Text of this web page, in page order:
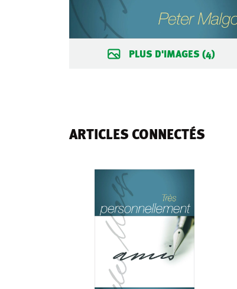
PLUS D'IMAGES (4)
ARTICLES CONNECTÉS